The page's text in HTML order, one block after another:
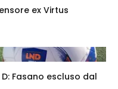
ex Virtus
Fasano escluso dal